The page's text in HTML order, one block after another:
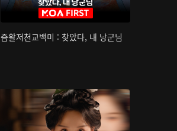
즘활저천교백미 : 찾았다, 내 낭군님